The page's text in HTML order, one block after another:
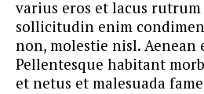
varius eros et lacus
sollicitudin enim
non, molestie nisl. Aenean
Pellentesque habitant
et netus et malesuada